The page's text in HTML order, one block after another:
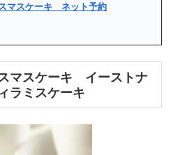
マスケーキ ネット予約
マスケーキ イーストナ
ミスケーキ